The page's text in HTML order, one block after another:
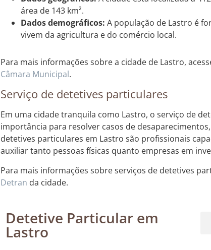
área de 143 km².
Dados demográficos: A população de Lastro é
vivem da agricultura e do comércio local.
Para mais informações sobre a cidade de Lastro,
Câmara Municipal.
Serviço de detetives particulares
Em uma cidade tranquila como Lastro, o serviço de
importância para resolver casos de
detetives particulares em Lastro são profissionais
auxiliar tanto pessoas físicas quanto empresas em
Para mais informações sobre serviços de detetives
Detran da cidade.
Detetive Particular em
Lastro